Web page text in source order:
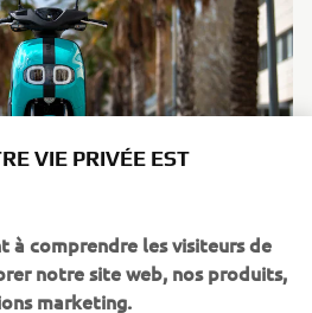
VIE PRIVÉE EST
à comprendre les visiteurs de
notre site web, nos produits,
marketing.